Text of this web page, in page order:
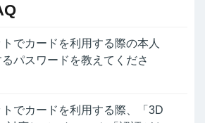
でカードを利用する際の本人
パスワードを教えてくださ
でカードを利用する際、「3D